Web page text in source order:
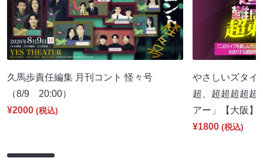
久馬歩責任編集 月刊コント 怪々号
（8/9 20:00）
¥2000 (税込)
やさしいズタイ
超、超超超超超
アー」【大阪
¥1800 (税込)